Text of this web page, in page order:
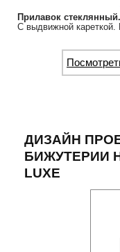
Прилавок стеклянный.
С выдвижной кареткой.
ДИЗАЙН
БИЖУТЕРИИ
LUXE